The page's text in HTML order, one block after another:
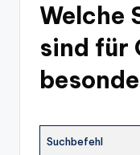
Welche
sind für
Suchbefehl